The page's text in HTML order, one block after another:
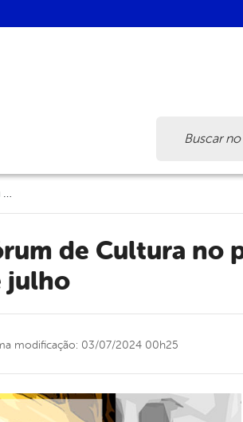
Prefeitura de Triunfo realiza Fórum de Cultura no próximo dia 10 de julho
julho
modificação: 03/07/2024 00h25